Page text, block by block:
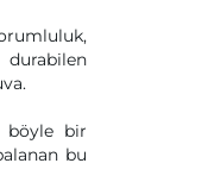
durabilen
böyle bir
bu